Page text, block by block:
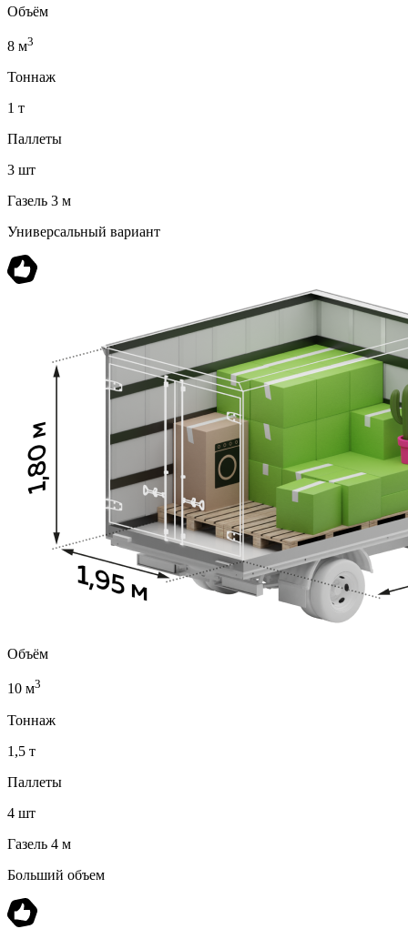
Объём
8 м3
Тоннаж
1 т
Паллеты
3 шт
Газель 3 м
Универсальный вариант
Объём
10 м3
Тоннаж
1,5 т
Паллеты
4 шт
Газель 4 м
Больший объем